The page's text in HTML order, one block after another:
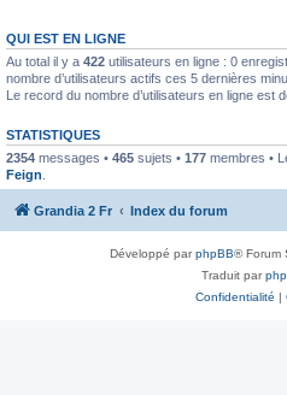
QUI EST EN LIGNE
Au total il y a 422 utilisateurs en ligne : 0
nombre d’utilisateurs actifs ces 5 dernières
Le record du nombre d’utilisateurs en ligne est
STATISTIQUES
2354 messages • 465 sujets • 177 membres •
Feign
Grandia 2 Fr Index du forum
Développé parphpBB® Forum
Traduit par
Confidentialité |